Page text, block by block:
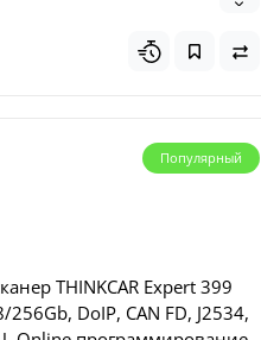
Топ
Популярный
Популярный
THINKCAR Expert 399
256Gb, DoIP, CAN FD, J2534,